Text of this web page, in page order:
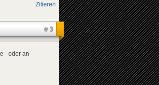
Zitieren
#3
- oder an